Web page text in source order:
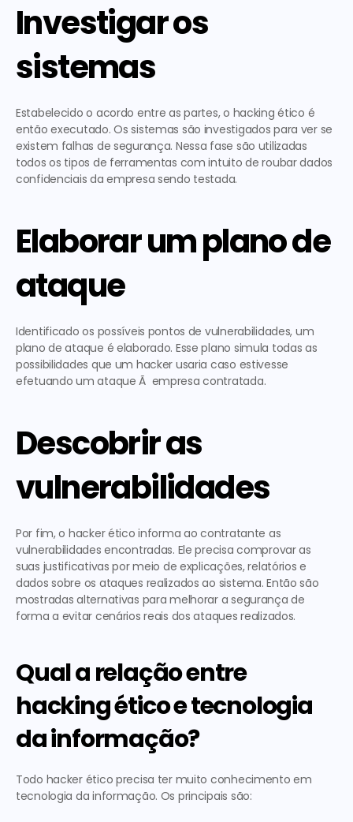
Investigar os
sistemas
Estabelecido o acordo entre as partes, o hacking ético é
então executado. Os sistemas são investigados para ver se
existem falhas de segurança. Nessa fase são utilizadas
todos os tipos de ferramentas com intuito de roubar dados
confidenciais da empresa sendo testada.
Elaborar um plano de
ataque
Identificado os possíveis pontos de vulnerabilidades, um
plano de ataque é elaborado. Esse plano simula todas as
possibilidades que um hacker usaria caso estivesse
efetuando um ataque Ã  empresa contratada.
Descobrir as
vulnerabilidades
Por fim, o hacker ético informa ao contratante as
vulnerabilidades encontradas. Ele precisa comprovar as
suas justificativas por meio de explicações, relatórios e
dados sobre os ataques realizados ao sistema. Então são
mostradas alternativas para melhorar a segurança de
forma a evitar cenários reais dos ataques realizados.
Qual a relação entre
hacking ético e tecnologia
da informação?
Todo hacker ético precisa ter muito conhecimento em
tecnologia da informação. Os principais são: